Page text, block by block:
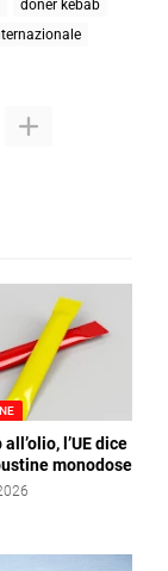
döner kebab
l’UE dice
monodose